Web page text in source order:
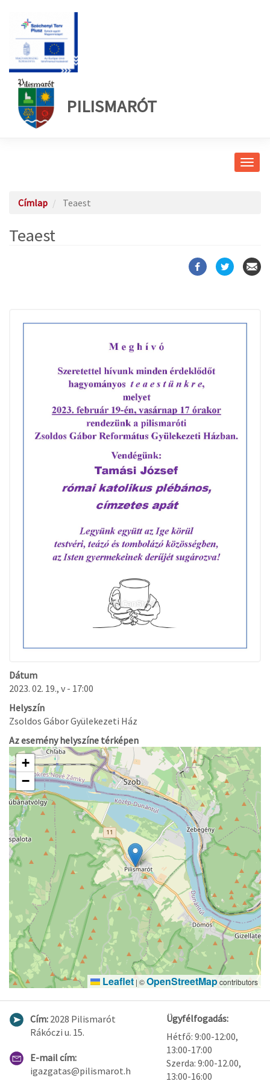
PILISMARÓT
Címlap Teaest
Teaest
Dátum
2023. 02. 19., v - 17:00
Helyszín
Zsoldos Gábor Gyülekezeti Ház
Az esemény helyszíne térképen
+
−
Leaflet | ©OpenStreetMapcontributors
Cím: 2028 Pilismarót
Rákóczi u. 15.
E-mail cím:
igazgatas@pilismarot.h
Ügyfélfogadás:
Hétfő: 9:00-12:00,
13:00-17:00
Szerda: 9:00-12.00,
13:00-16:00